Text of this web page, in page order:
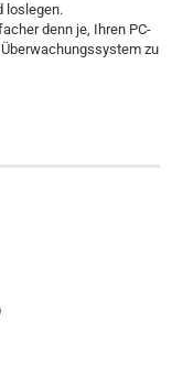
loslegen.
denn je, Ihren PC-
zu